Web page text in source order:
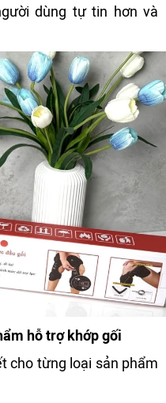
dùng tự tin hơn và
hỗ trợ khớp gối
cho từng loại sản phẩm